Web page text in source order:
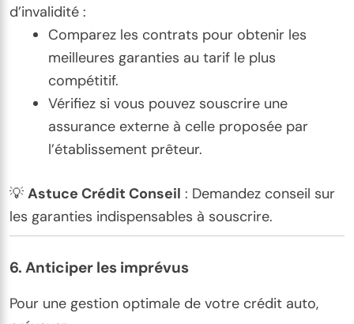
d’invalidité :
Comparez les contrats pour obtenir les
meilleures garanties au tarif le plus
compétitif.
Vérifiez si vous pouvez souscrire une
assurance externe à celle proposée par
l’établissement prêteur.
💡 Astuce Crédit Conseil : Demandez conseil sur
les garanties indispensables à souscrire.
6. Anticiper les imprévus
Pour une gestion optimale de votre crédit auto,